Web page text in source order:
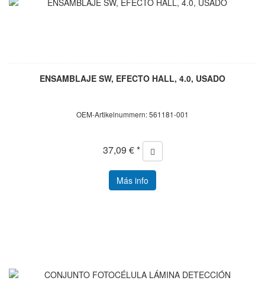
ENSAMBLAJE SW, EFECTO HALL, 4.0, USADO
OEM-Artikelnummern: 561181-001
37,09 € *
Más info